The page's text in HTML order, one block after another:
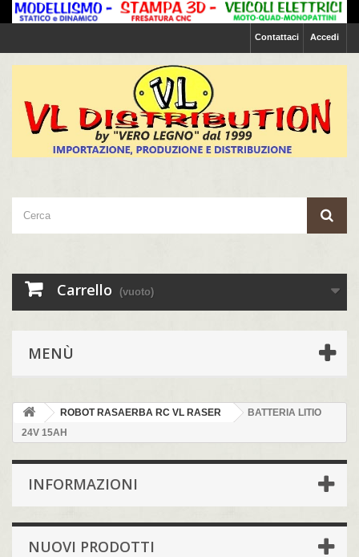
Accedi
Contattaci
Carrello (vuoto)
MENÙ
ROBOT RASAERBA RC VL RASER
BATTERIA LITIO
24V 15AH
INFORMAZIONI
NUOVI PRODOTTI